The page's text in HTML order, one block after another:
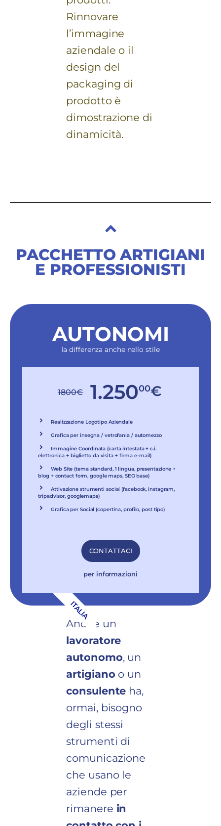
Rinnovare
l’immagine
aziendale o il
design del
packaging di
prodotto è
dimostrazione di
dinamicità.
PACCHETTO ARTIGIANI
E PROFESSIONISTI
AUTONOMI
la differenza anche nello stile
1800€ 1.25000€
Realizzazione Logotipo Aziendale
Grafica per insegna / vetrofania / automezzo
Immagine Coordinata (carta intestata + c.i.
elettronica + biglietto da visita + firma e-mail)
Web Site (tema standard, 1 lingua, presentazione +
blog + contact form, google maps, SEO base)
Attivazione strumenti social (facebook, instagram,
tripadvisor, googlemaps)
Grafica per Social (copertina, profilo, post tipo)
CONTATTACI
per informazioni
ITALIA
Anche un
lavoratore
autonomo, un
artigiano o un
consulente ha,
ormai, bisogno
degli stessi
strumenti di
comunicazione
che usano le
aziende per
rimanere in